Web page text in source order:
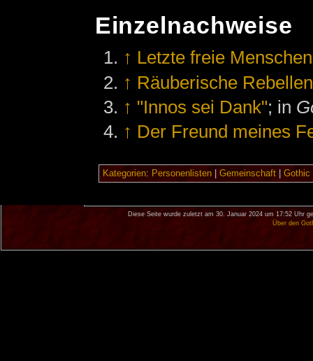
Einzelnachweise
↑ Letzte freie Menschen
↑ Räuberische Rebellen
↑ "Innos sei Dank"; in
↑ Der Freund meines
Kategorien: Personenlisten| Gemeinschaft| Gothic
Diese Seite wurde zuletzt am 30. Januar 2024 um 17:52 Uhr
Über den